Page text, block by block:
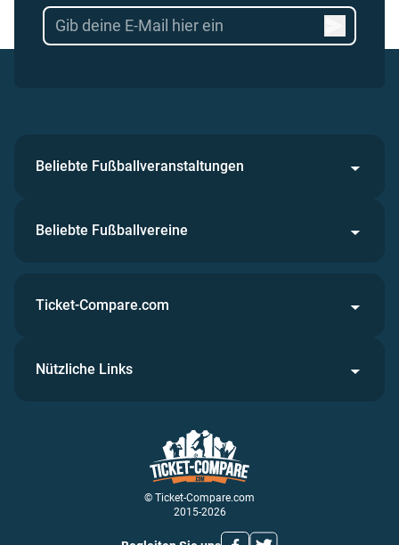
Beliebte Fußballveranstaltungen
Beliebte Fußballvereine
© Ticket-Compare.com
2015-2026
Ticket-Compare.com
Nützliche Links